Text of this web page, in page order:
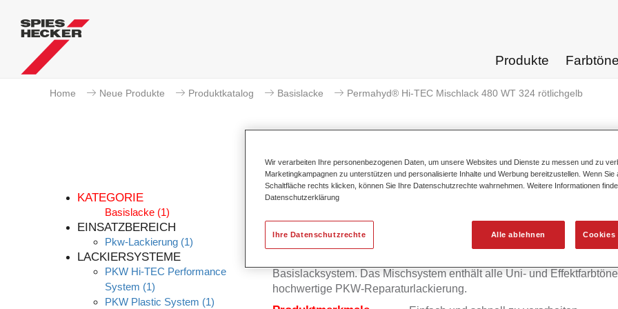
Produkte Farbtöne
Home Neue Produkte Produktkatalog Basislacke Permahyd® Hi-TEC Mischlack 480 WT 324 rötlichgelb
KATEGORIE
Basislacke (1)
EINSATZBEREICH
Pkw-Lackierung (1)
LACKIERSYSTEME
PKW Hi-TEC Performance
System (1)
PKW Plastic System (1)
Permahyd® Hi-TEC Mischlack
Basislacksystem. Das Mischsystem enthält alle Uni- und
hochwertige PKW-Reparaturlackierung.
Wir verarbeiten Ihre personenbezogenen Daten, um unsere Websites und Dienste zu messen und zu
Marketingkampagnen zu unterstützen und personalisierte Inhalte und Werbung bereitzustellen. Wenn Sie
Schaltfläche rechts klicken, können Sie Ihre Datenschutzrechte wahrnehmen. Weitere Informationen
Datenschutzerklärung
Alle ablehnen Cookies
Ihre Datenschutzrechte